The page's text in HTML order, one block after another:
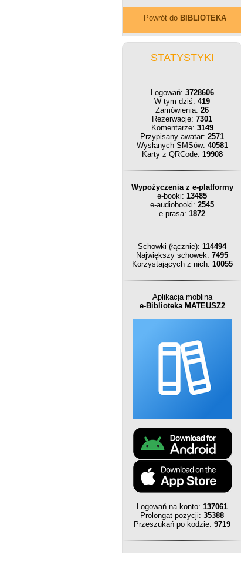
Powrót do BIBLIOTEKA
STATYSTYKI
Logowań: 3728606
W tym dziś: 419
Zamówienia: 26
Rezerwacje: 7301
Komentarze: 3149
Przypisany awatar: 2571
Wysłanych SMSów: 40581
Karty z QRCode: 19908
Wypożyczenia z e-platformy
e-booki: 13485
e-audiobooki: 2545
e-prasa: 1872
Schowki (łącznie): 114494
Największy schowek: 7495
Korzystających z nich: 10055
Aplikacja moblina
e-Biblioteka MATEUSZ2
Logowań na konto: 137061
Prolongat pozycji: 35388
Przeszukań po kodzie: 9719